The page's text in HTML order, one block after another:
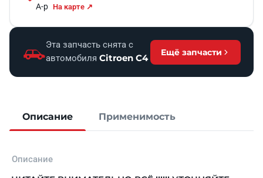
А-р На карте ↗
Эта запчасть снята с
автомобиля Citroen C4
Ещё запчасти
Описание Применимость
Описание